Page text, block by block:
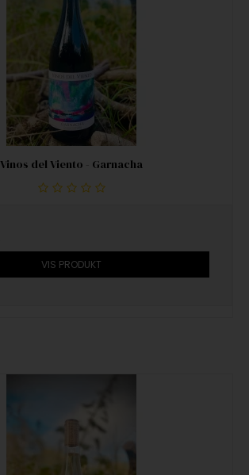
Vinos del Viento - Garnacha
VIS PRODUKT